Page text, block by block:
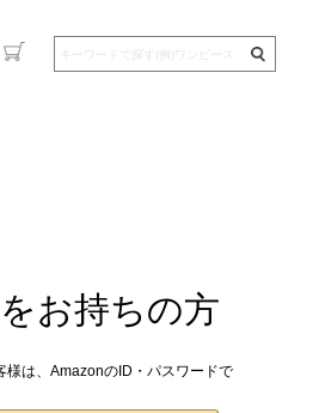
お持ちの方
は、AmazonのID・パスワードで